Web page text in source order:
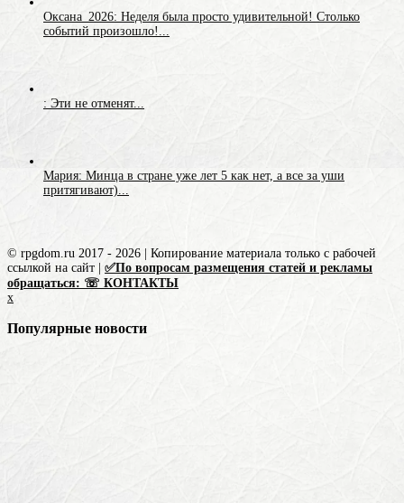
Оксана_2026: Неделя была просто удивительной! Столько
событий произошло!...
: Эти не отменят...
Мария: Минца в стране уже лет 5 как нет, а все за уши
притягивают)...
© rpgdom.ru 2017 - 2026 | Копирование материала только с рабочей
ссылкой на сайт | ✅По вопросам размещения статей и рекламы
обращаться: ☏ КОНТАКТЫ
x
Популярные новости